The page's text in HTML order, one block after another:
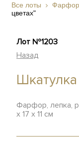
Все лоты Фарфор
цветах"
Лот №1203
Назад
Фарфор, лепка,
х 17 х 11 см